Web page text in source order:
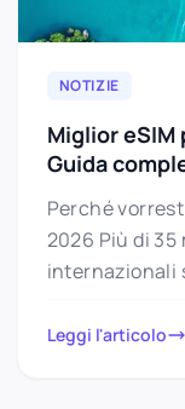
NOTIZIE
Miglior eSIM
Guida
Perché
2026 Più di
internazionali
Leggi l'articolo